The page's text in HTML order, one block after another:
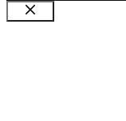
Schließen